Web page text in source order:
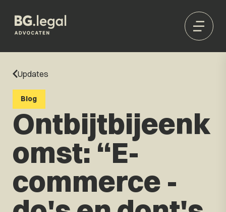
Updates
Blog
Ontbijtbijeenk
omst: “E-
commerce -